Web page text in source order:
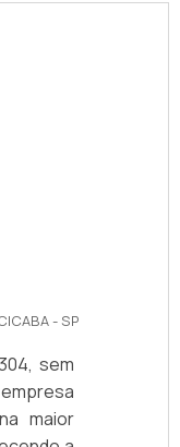
- SP
sem
maior